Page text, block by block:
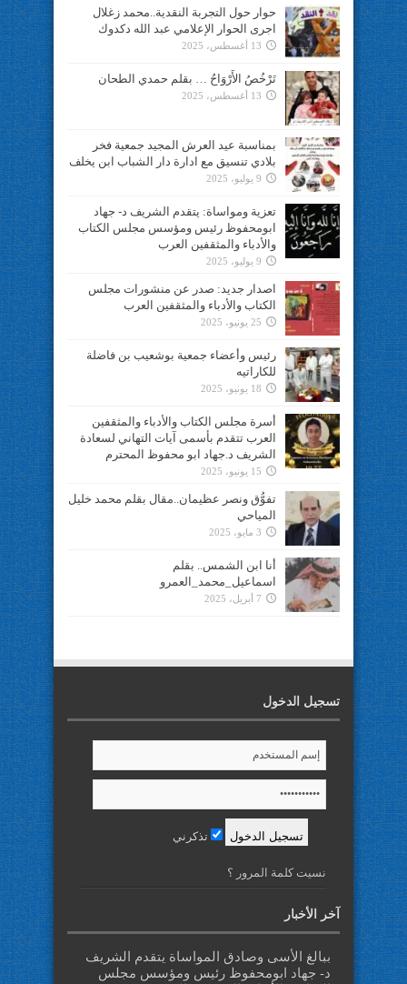
حوار حول التجربة النقدية..محمد زغلال
اجرى الحوار الإعلامي عبد الله دكدوك
13 أغسطس، 2025
تَرْخُصُ الأَرْوَاحُ … بقلم حمدي الطحان
13 أغسطس، 2025
بمناسبة عيد العرش المجيد جمعية فخر
بلادي تنسيق مع ادارة دار الشباب ابن يخلف
9 يوليو، 2025
تعزية ومواساة: يتقدم الشريف د- جهاد
ابومحفوظ رئيس ومؤسس مجلس الكتاب
والأدباء والمثقفين العرب
9 يوليو، 2025
اصدار جديد: صدر عن منشورات مجلس
الكتاب والأدباء والمثقفين العرب
25 يونيو، 2025
رئيس وأعضاء جمعية بوشعيب بن فاضلة
للكاراتيه
18 يونيو، 2025
أسرة مجلس الكتاب والأدباء والمثقفين
العرب تتقدم بأسمى آيات التهاني لسعادة
الشريف د.جهاد ابو محفوظ المحترم
15 يونيو، 2025
تفوُّق ونصر عظيمان..مقال بقلم محمد خليل
المياحي
3 مايو، 2025
أنا ابن الشمس.. بقلم
اسماعيل_محمد_العمرو
7 أبريل، 2025
تسجيل الدخول
تذكرني
نسيت كلمة المرور ؟
آخر الأخبار
ببالغ الأسى وصادق المواساة يتقدم الشريف
د- جهاد ابومحفوظ رئيس ومؤسس مجلس